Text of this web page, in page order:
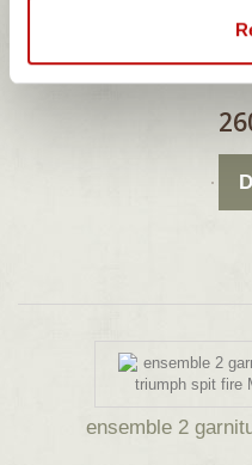
ENSEMBLE DE DEUX
ensemble 2